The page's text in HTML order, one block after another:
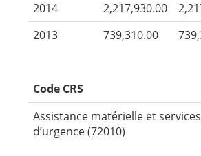
2014
2,217,930.00
2013
739,310.00
Code CRS
Assistance matérielle et services
d’urgence (72010)